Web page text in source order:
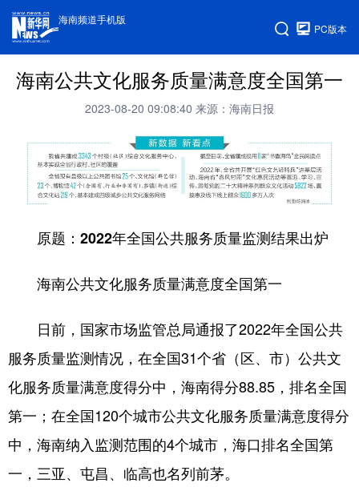
海南频道手机版
PC版本
海南公共文化服务质量满意度全国第一
2023-08-20 09:08:40 来源：海南日报
原题：2022年全国公共服务质量监测结果出炉
海南公共文化服务质量满意度全国第一
日前，国家市场监管总局通报了2022年全国公共
服务质量监测情况，在全国31个省（区、市）公共文
化服务质量满意度得分中，海南得分88.85，排名全国
第一；在全国120个城市公共文化服务质量满意度得分
中，海南纳入监测范围的4个城市，海口排名全国第
一，三亚、屯昌、临高也名列前茅。